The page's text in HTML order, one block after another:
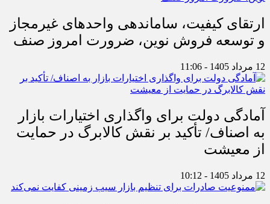
ارتقای کیفیت، ساماندهی واحدهای غیرمجاز
و توسعه فروش نوین، ضرورت امروز صنف
12 مرداد 1405 - 11:06
آمادگی دولت برای واگذاری اختیارات بازار
به اصناف/ تأکید بر نقش کالابرگ در حمایت
از معیشت
12 مرداد 1405 - 10:12